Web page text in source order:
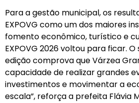
Para a gestão municipal, os
EXPOVG como um dos maiores
fomento econômico, turístico e
EXPOVG 2026 voltou para ficar.
edição comprova que Várzea
capacidade de realizar grandes
investimentos e movimentar a
escala”, reforça a prefeita Flávia